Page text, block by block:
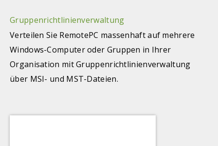
Gruppenrichtlinienverwaltung
Verteilen Sie RemotePC massenhaft auf mehrere
Windows-Computer oder Gruppen in Ihrer
Organisation mit Gruppenrichtlinienverwaltung
über MSI- und MST-Dateien.